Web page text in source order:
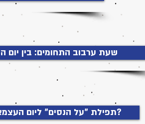
שעת ערבוב התחומים: בין יום
תפילת "על הנסים" ליום העצמאות: היה נס? ואם כן, מהו?